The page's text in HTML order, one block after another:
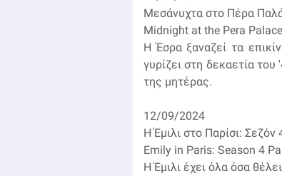
Μεσάνυχτα στο Πέρα
Midnight at the Pera
Η Έσρα ξαναζεί τα
γυρίζει στη δεκαετία
της μητέρας.
12/09/2024
Η Έμιλι στο Παρίσι: Σεζόν
Emily in Paris: Season 4
Η Έμιλι έχει όλα όσα